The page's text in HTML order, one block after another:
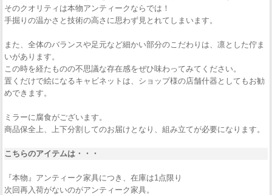
そのクオリティは本物アンティークならでは！
手掘りの温かさと技術の高さに思わず見とれてしまいます。
また、全体のバランスや足元など細かい部分のこだわりは、凛とした佇ま
いがあります。
この時を経たものの不思議な存在感をぜひ味わってみてください。
置くだけで絵になるキャビネットは、ショップ様の店舗什器としてもお勧
めできます。
ミラーに腐食がございます。
商品保全上、上下分割してのお届けとなり、組み立てが必要になります。
こちらのアイテムは・・・
『本物』アンティーク家具につき、在庫は1点限り
次回再入荷がないのがアンティーク家具。